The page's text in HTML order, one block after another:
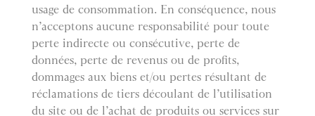
usage de consommation. En conséquence, nous
n’acceptons aucune responsabilité pour toute
perte indirecte ou consécutive, perte de
données, perte de revenus ou de profits,
dommages aux biens et/ou pertes résultant de
réclamations de tiers découlant de l’utilisation
du site ou de l’achat de produits ou services sur